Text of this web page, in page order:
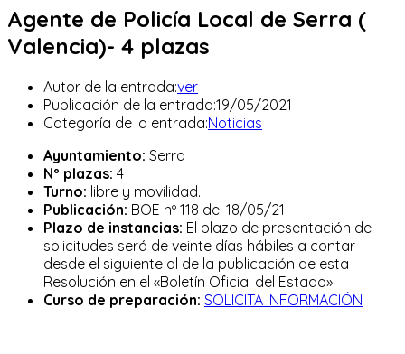
Agente de Policía Local de Serra (
Valencia)- 4 plazas
Autor de la entrada:ver
Publicación de la entrada:19/05/2021
Categoría de la entrada:Noticias
Ayuntamiento: Serra
Nº plazas: 4
Turno: libre y movilidad.
Publicación: BOE nº 118 del 18/05/21
Plazo de instancias: El plazo de presentación de
solicitudes será de veinte días hábiles a contar
desde el siguiente al de la publicación de esta
Resolución en el «Boletín Oficial del Estado».
Curso de preparación: SOLICITA INFORMACIÓN